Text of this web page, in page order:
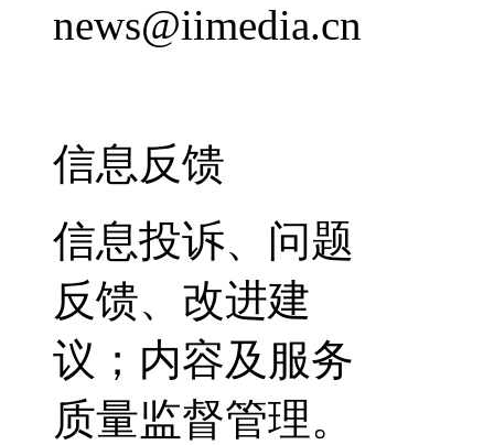
news@iimedia.cn
信息反馈
信息投诉、问题
反馈、改进建
议；内容及服务
质量监督管理。